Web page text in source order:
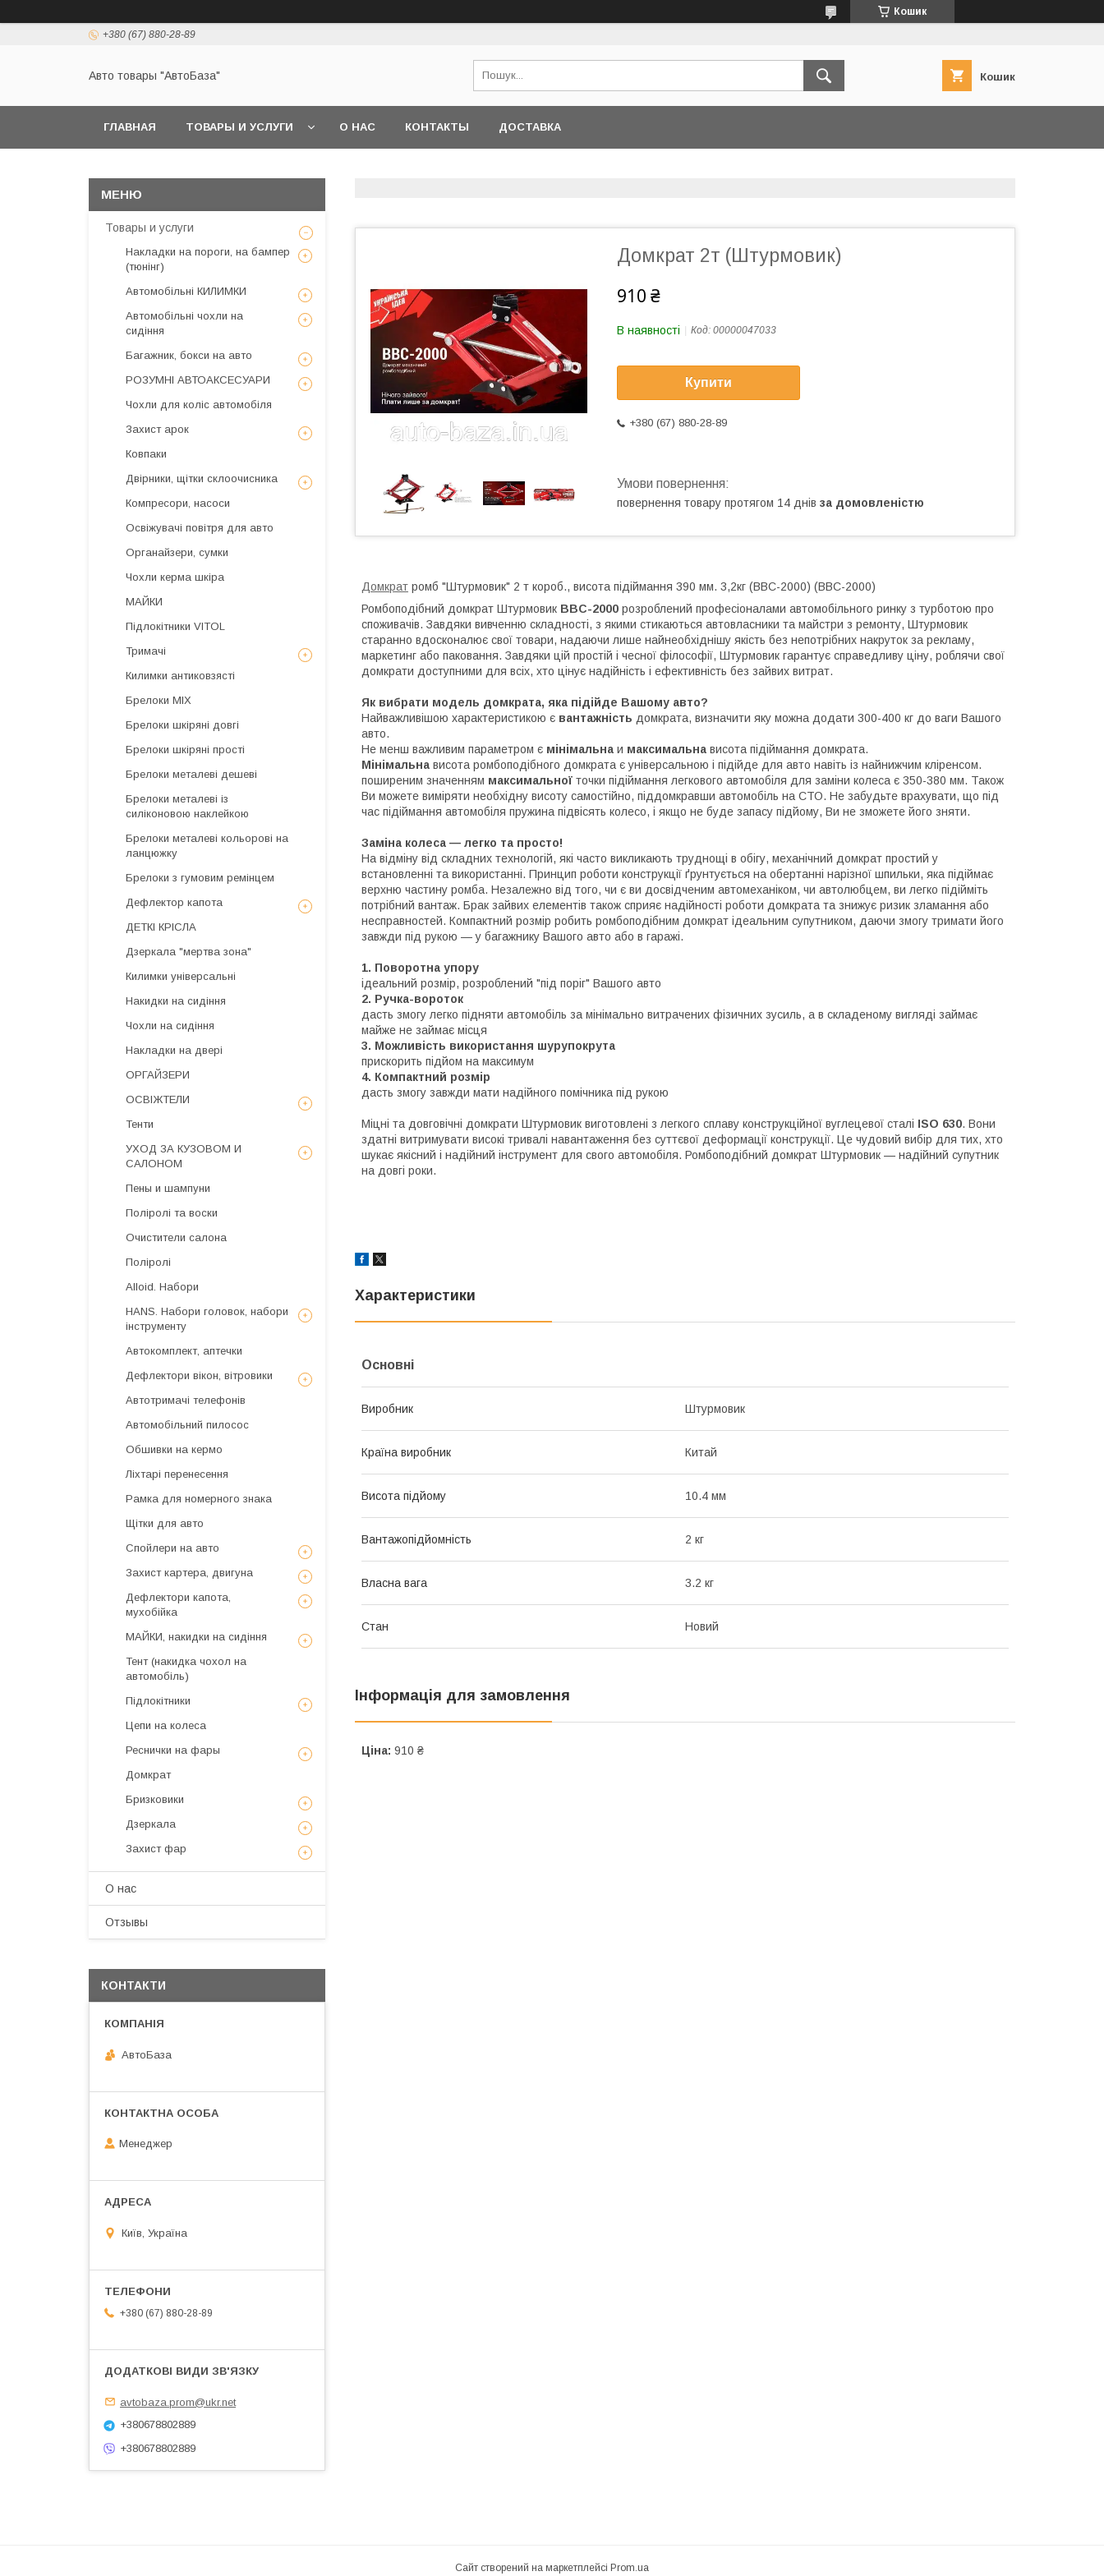
Кошик
+380 (67) 880-28-89
Авто товары "АвтоБаза" Кошик
ГЛАВНАЯ ТОВАРЫ И УСЛУГИ О НАС КОНТАКТЫ ДОСТАВКА
Домкрат 2т (Штурмовик)
910 ₴
В наявності Код: 00000047033
Купити
+380 (67) 880-28-89
повернення товару протягом 14 днів за домовленістю
Домкрат ромб "Штурмовик" 2 т короб., висота підіймання 390 мм. 3,2кг (BBC-2000) (BBC-2000)
Ромбоподібний домкрат Штурмовик BBC-2000 розроблений професіоналами автомобільного ринку з турботою про
споживачів. Завдяки вивченню складності, з якими стикаються автовласники та майстри з ремонту, Штурмовик
старанно вдосконалює свої товари, надаючи лише найнеобхіднішу якість без непотрібних накруток за рекламу,
маркетинг або паковання. Завдяки цій простій і чесної філософії, Штурмовик гарантує справедливу ціну, роблячи свої
домкрати доступними для всіх, хто цінує надійність і ефективність без зайвих витрат.
Як вибрати модель домкрата, яка підійде Вашому авто?
Найважливішою характеристикою є вантажність домкрата, визначити яку можна додати 300-400 кг до ваги Вашого
авто.
Не менш важливим параметром є мінімальна и максимальна висота підіймання домкрата.
Мінімальна висота ромбоподібного домкрата є універсальною і підійде для авто навіть із найнижчим кліренсом.
поширеним значенням максимальної точки підіймання легкового автомобіля для заміни колеса є 350-380 мм. Також
Ви можете виміряти необхідну висоту самостійно, піддомкравши автомобіль на СТО. Не забудьте врахувати, що під
час підіймання автомобіля пружина підвісять колесо, і якщо не буде запасу підйому, Ви не зможете його зняти.
Заміна колеса — легко та просто!
На відміну від складних технологій, які часто викликають труднощі в обігу, механічний домкрат простий у
встановленні та використанні. Принцип роботи конструкції ґрунтується на обертанні нарізної шпильки, яка підіймає
верхню частину ромба. Незалежно від того, чи є ви досвідченим автомеханіком, чи автолюбцем, ви легко підійміть
потрібний вантаж. Брак зайвих елементів також сприяє надійності роботи домкрата та знижує ризик зламання або
несправностей. Компактний розмір робить ромбоподібним домкрат ідеальним супутником, даючи змогу тримати його
завжди під рукою — у багажнику Вашого авто або в гаражі.
1. Поворотна упору
ідеальний розмір, розроблений "під поріг" Вашого авто
2. Ручка-вороток
дасть змогу легко підняти автомобіль за мінімально витрачених фізичних зусиль, а в складеному вигляді займає
майже не займає місця
3. Можливість використання шурупокрута
прискорить підйом на максимум
4. Компактний розмір
дасть змогу завжди мати надійного помічника під рукою
Міцні та довговічні домкрати Штурмовик виготовлені з легкого сплаву конструкційної вуглецевої сталі ISO 630. Вони
здатні витримувати високі тривалі навантаження без суттєвої деформації конструкції. Це чудовий вибір для тих, хто
шукає якісний і надійний інструмент для свого автомобіля. Ромбоподібний домкрат Штурмовик — надійний супутник
на довгі роки.
Характеристики
Основні
Виробник Штурмовик
Країна виробник Китай
Висота підйому 10.4 мм
Вантажопідйомність 2 кг
Власна вага 3.2 кг
Стан Новий
Інформація для замовлення
Ціна: 910 ₴
Товары и услуги
Накладки на пороги, на бампер
(тюнінг)
Автомобільні КИЛИМКИ
Автомобільні чохли на
сидіння
Багажник, бокси на авто
РОЗУМНІ АВТОАКСЕСУАРИ
Чохли для коліс автомобіля
Захист арок
Ковпаки
Двірники, щітки склоочисника
Компресори, насоси
Освіжувачі повітря для авто
Органайзери, сумки
Чохли керма шкіра
МАЙКИ
Підлокітники VITOL
Тримачі
Килимки антиковзясті
Брелоки MIX
Брелоки шкіряні довгі
Брелоки шкіряні прості
Брелоки металеві дешеві
Брелоки металеві із
силіконовою наклейкою
Брелоки металеві кольорові на
ланцюжку
Брелоки з гумовим ремінцем
Дефлектор капота
ДЕТКІ КРІСЛА
Дзеркала "мертва зона"
Килимки універсальні
Накидки на сидіння
Чохли на сидіння
Накладки на двері
ОРГАЙЗЕРИ
ОСВІЖТЕЛИ
Тенти
УХОД ЗА КУЗОВОМ И
САЛОНОМ
Пены и шампуни
Поліролі та воски
Очистители салона
Поліролі
Alloid. Набори
HANS. Набори головок, набори
інструменту
Автокомплект, аптечки
Дефлектори вікон, вітровики
Автотримачі телефонів
Автомобільний пилосос
Обшивки на кермо
Ліхтарі перенесення
Рамка для номерного знака
Щітки для авто
Спойлери на авто
Захист картера, двигуна
Дефлектори капота,
мухобійка
МАЙКИ, накидки на сидіння
Тент (накидка чохол на
автомобіль)
Підлокітники
Цепи на колеса
Реснички на фары
Домкрат
Бризковики
Дзеркала
Захист фар
О нас
Отзывы
КОНТАКТИ
АвтоБаза
Менеджер
Київ, Україна
+380 (67) 880-28-89
avtobaza.prom@ukr.net
+380678802889
+380678802889
Сайт створений на маркетплейсі Prom.ua